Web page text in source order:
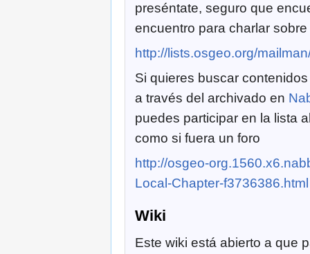
preséntate, seguro que
encuentro para charlar
http://lists.osgeo.org/
Si quieres buscar
a través del archivado en
puedes participar en la lista
como si fuera un foro
http://osgeo-
Local-Chapter-f3736386.html
Wiki
Este wiki está abierto a que